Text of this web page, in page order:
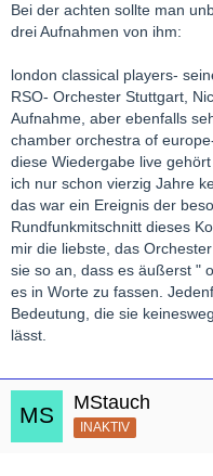
Bei der achten sollte man
drei Aufnahmen von ihm:
london classical players-
RSO- Orchester Stuttgart,
Aufnahme, aber ebenfalls
chamber orchestra of
diese Wiedergabe live
ich nur schon vierzig Jahre
das war ein Ereignis der
Rundfunkmitschnitt dieses
mir die liebste, das
sie so an, dass es äußerst "
es in Worte zu fassen.
Bedeutung, die sie
lässt.
MStauch
INAKTIV